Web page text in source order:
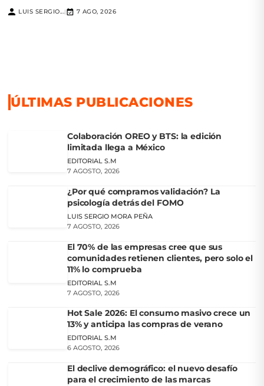
LUIS SERGIO...| 7 AGO, 2026
ÚLTIMAS PUBLICACIONES
Colaboración OREO y BTS: la edición
limitada llega a México
EDITORIAL S.M
7 AGOSTO, 2026
¿Por qué compramos validación? La
psicología detrás del FOMO
LUIS SERGIO MORA PEÑA
7 AGOSTO, 2026
El 70% de las empresas cree que sus
comunidades retienen clientes, pero solo el
11% lo comprueba
EDITORIAL S.M
7 AGOSTO, 2026
Hot Sale 2026: El consumo masivo crece un
13% y anticipa las compras de verano
EDITORIAL S.M
6 AGOSTO, 2026
El declive demográfico: el nuevo desafío
para el crecimiento de las marcas